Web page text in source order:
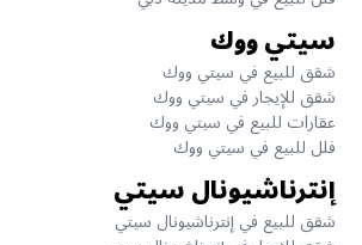
سيتي ووك
شقق للبيع في سيتي ووك
شقق للإيجار في سيتي ووك
عقارات للبيع في سيتي ووك
فلل للبيع في سيتي ووك
إنترناشيونال سيتي
شقق للبيع في إنترناشيونال سيتي